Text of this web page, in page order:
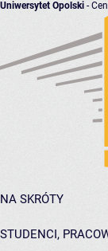
Uniwersytet Opolski -
NA SKRÓTY
STUDENCI,